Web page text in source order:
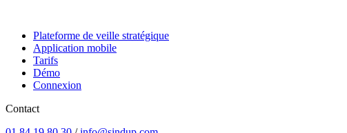
Plateforme de veille stratégique
Application mobile
Tarifs
Démo
Connexion
Contact